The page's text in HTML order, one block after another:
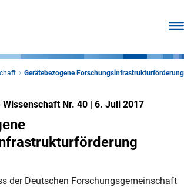
Gerätebezogene Forschungsinfrastrukturförderung
Nr. 40 | 6. Juli 2017
der Deutschen Forschungsgemeinschaft